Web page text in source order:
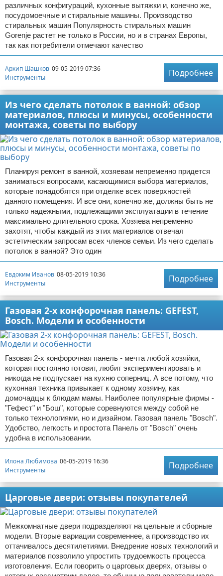
различных конфигураций, кухонные вытяжки и, конечно же,
посудомоечные и стиральные машины. Производство
стиральных машин Популярность стиральных машин
Gorenje растет не только в России, но и в странах Европы,
так как потребители отмечают качество
Архип Шашков 09-05-2019 07:36
Инструменты
Подробнее
Из чего сделать потолок в ванной: обзор
материалов, плюсы и минусы, особенности
монтажа, советы по выбору
Планируя ремонт в ванной, хозяевам непременно придется
заниматься вопросами, касающимися выбора материалов,
которые понадобятся при отделке всех поверхностей
данного помещения. И все они, конечно же, должны быть не
только надежными, подлежащими эксплуатации в течение
максимально длительного срока. Хозяева непременно
захотят, чтобы каждый из этих материалов отвечал
эстетическим запросам всех членов семьи. Из чего сделать
потолок в ванной? Это один
Евдоким Иванов 08-05-2019 10:36
Инструменты
Подробнее
Газовая 2-х конфорочная панель: GEFEST,
Bosch. Модели и особенности
Газовая 2-х конфорочная панель - мечта любой хозяйки,
которая постоянно готовит, любит экспериментировать и
никогда не подпускает на кухню соперниц. А все потому, что
кухонная техника привыкает к одному хозяину, как
домочадцы к блюдам мамы. Наиболее популярные фирмы -
"Гефест" и "Бош", которые соревнуются между собой не
только технологиями, но и дизайном. Газовая панель "Bosch".
Удобство, легкость и простота Панель от "Bosch" очень
удобна в использовании.
Илона Любимова 06-05-2019 16:36
Инструменты
Подробнее
Царговые двери: отзывы покупателей
Межкомнатные двери подразделяют на цельные и сборные
модели. Вторые вариации современнее, а производство их
оттачивалось десятилетиями. Внедрение новых технологий и
материалов позволило упростить трудоемкость процесса
изготовления. Если говорить о царговых дверях, отзывы о